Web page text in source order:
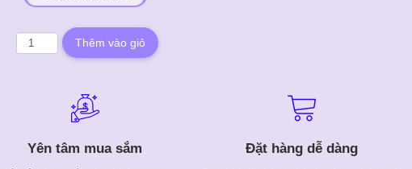
Yên tâm mua sắm Đặt hàng dễ dàng